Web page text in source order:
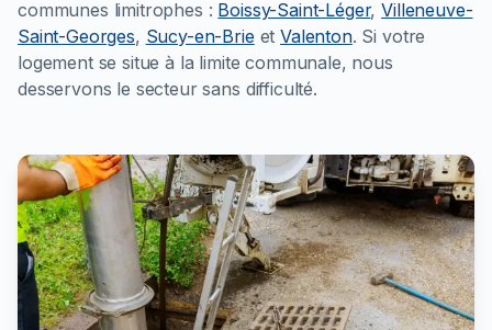
communes limitrophes : Boissy-Saint-Léger,Villeneuve-
Saint-Georges, Sucy-en-BrieetValenton. Si votre
logement se situe à la limite communale, nous
desservons le secteur sans difficulté.